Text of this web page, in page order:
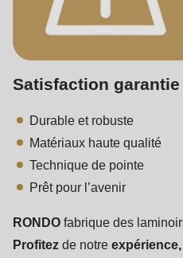
Satisfaction garantie
Durable et robuste
Matériaux haute qualité
Technique de pointe
Prêt pour l’avenir
RONDO fabrique des
Profitez de notre